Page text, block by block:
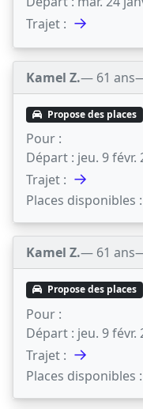
Trajet : →
Kamel Z.— 61 ans
Propose des places
Pour :
Départ : jeu. 9 févr.
Trajet : →
Places disponibles :
Kamel Z.— 61 ans
Propose des places
Pour :
Départ : jeu. 9 févr.
Trajet : →
Places disponibles :